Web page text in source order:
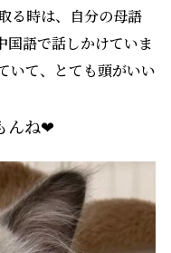
る時は、自分の母語
国語で話しかけていま
いて、とても頭がいい
んね❤